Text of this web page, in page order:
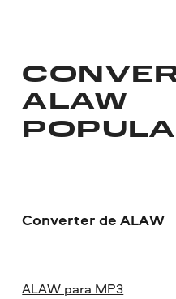
ALAW
Converter de ALAW
ALAW para MP3